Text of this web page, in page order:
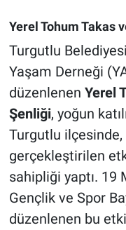
Yerel Tohum Takas
Turgutlu
Yaşam Derneği
düzenlenen Yerel
Şenliği, yoğun
Turgutlu
gerçekleştirilen
sahipliği yaptı. 19
Gençlik ve Spor
düzenlenen bu